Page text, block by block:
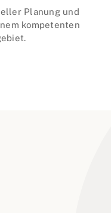
Planung und
kompetenten